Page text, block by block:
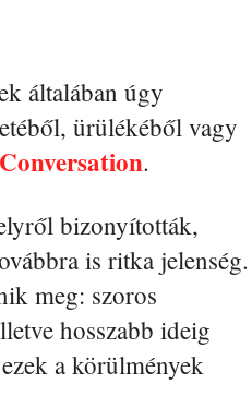
általában úgy
ürülékéből vagy
.
bizonyították,
is ritka jelenség.
meg: szoros
hosszabb ideig
a körülmények